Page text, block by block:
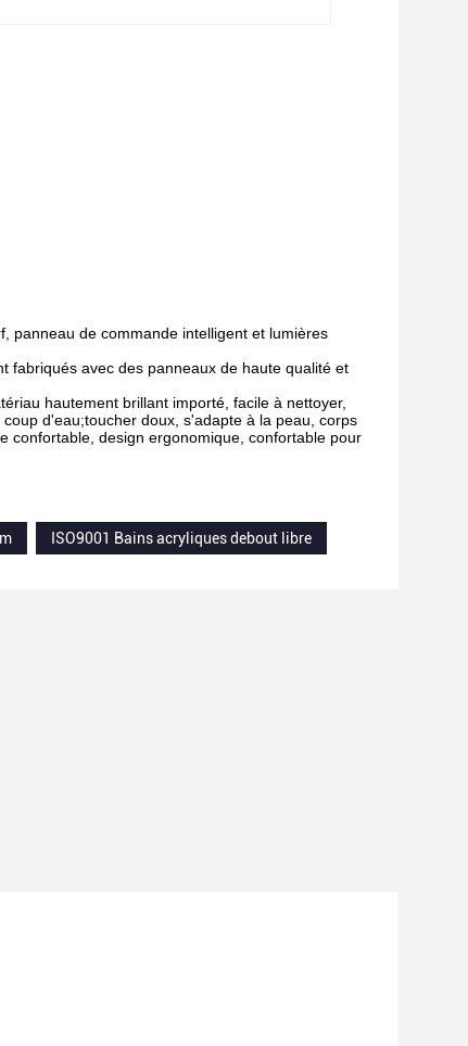
panneau de commande intelligent et lumières
fabriqués avec des panneaux de haute qualité et
hautement brillant importé, facile à nettoyer,
d'eau;toucher doux, s'adapte à la peau, corps
confortable, design ergonomique, confortable pour
ISO9001 Bains acryliques debout libre